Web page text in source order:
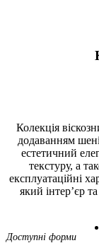
Колекція
додаванням
естетичний
текстуру, а
експлуатаційні
який інтер’єр
Доступні форми